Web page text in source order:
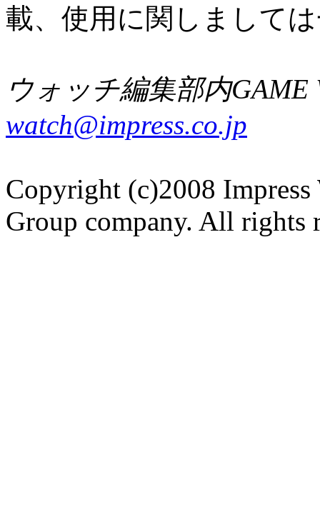
載、使用に関しまして
ウォッチ編集部内GAME
watch@impress.co.jp
Copyright (c)2008 Impress
Group company. All rights